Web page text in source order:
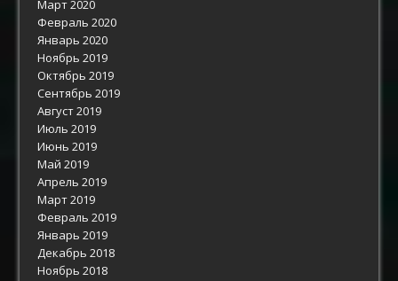
Март 2020
Февраль 2020
Январь 2020
Ноябрь 2019
Октябрь 2019
Сентябрь 2019
Август 2019
Июль 2019
Июнь 2019
Май 2019
Апрель 2019
Март 2019
Февраль 2019
Январь 2019
Декабрь 2018
Ноябрь 2018